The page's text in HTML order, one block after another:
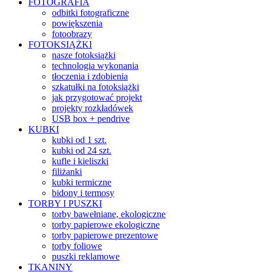
FOTOGRAFIA
odbitki fotograficzne
powiększenia
fotoobrazy
FOTOKSIĄŻKI
nasze fotoksiążki
technologia wykonania
tłoczenia i zdobienia
szkatułki na fotoksiążki
jak przygotować projekt
projekty rozkładówek
USB box + pendrive
KUBKI
kubki od 1 szt.
kubki od 24 szt.
kufle i kieliszki
filiżanki
kubki termiczne
bidony i termosy
TORBY I PUSZKI
torby bawełniane, ekologiczne
torby papierowe ekologiczne
torby papierowe prezentowe
torby foliowe
puszki reklamowe
TKANINY